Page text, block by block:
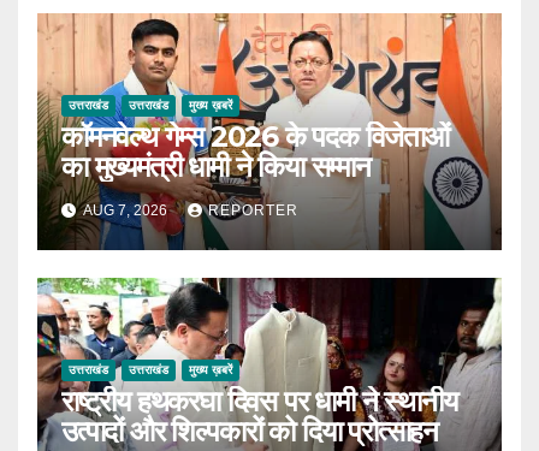
उत्तराखंड उत्तराखंड मुख्य ख़बरें
कॉमनवेल्थ गेम्स 2026 के पदक विजेताओं
का मुख्यमंत्री धामी ने किया सम्मान
AUG 7, 2026 REPORTER
उत्तराखंड उत्तराखंड मुख्य ख़बरें
राष्ट्रीय हथकरघा दिवस पर धामी ने स्थानीय
उत्पादों और शिल्पकारों को दिया प्रोत्साहन